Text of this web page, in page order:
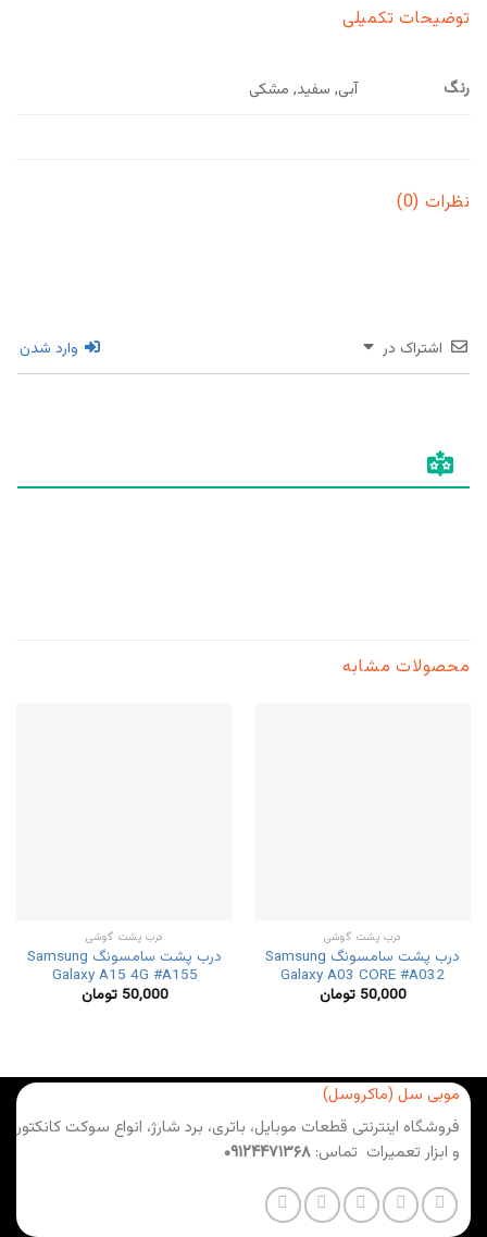
توضیحات تکمیلی
رنگ آبی, سفید, مشکی
نظرات (0)
اشتراک در وارد شدن
محصولات مشابه
درب پشت گوشی
درب پشت سامسونگ Samsung
Galaxy A03 CORE #A032
50,000 تومان
درب پشت گوشی
درب پشت سامسونگ Samsung
Galaxy A15 4G #A155
50,000 تومان
موبی سل (ماکروسل)
فروشگاه اینترنتی قطعات موبایل، باتری، برد شارژ، انواع سوکت کانکتور
و ابزار تعمیرات تماس: ۰۹۱۲۴۴۷۱۳۶۸